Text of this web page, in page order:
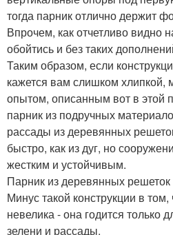
тогда парник отлично держит
Впрочем, как отчетливо видно
обойтись и без таких
Таким образом, если
кажется вам слишком хлипкой,
опытом, описанным вот в этой
парник из подручных
рассады из деревянных
быстро, как из дуг, но
жестким и устойчивым.
Парник из деревянных решеток
Минус такой конструкции в
невелика - она годится только
зелени и рассады.